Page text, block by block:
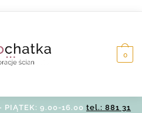
0
9.00-16.00 tel.: 881 31